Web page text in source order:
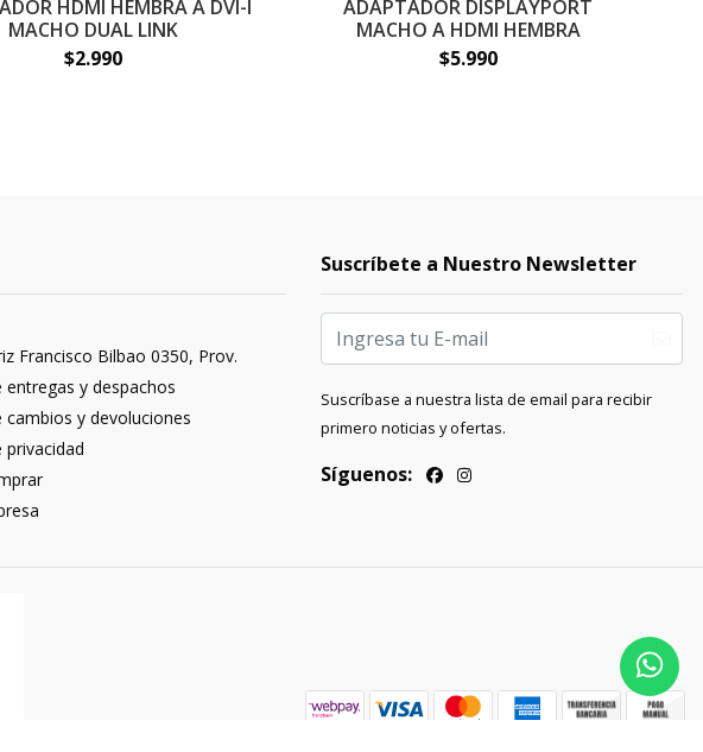
HDMI HEMBRA A DVI-I
MACHO DUAL LINK
$2.990
ADAPTADOR DISPLAYPORT
MACHO A HDMI HEMBRA
$5.990
Francisco Bilbao 0350, Prov.
entregas y despachos
cambios y devoluciones
privacidad
Suscríbete a Nuestro Newsletter
Suscríbase a nuestra lista de email para recibir
primero noticias y ofertas.
Síguenos: